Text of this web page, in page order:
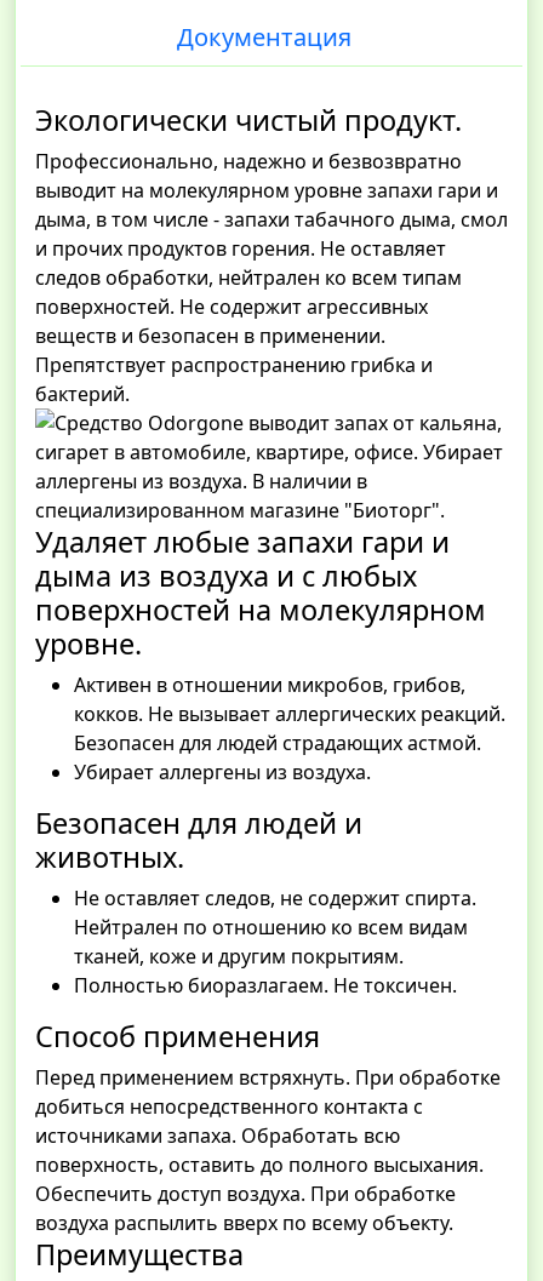
Документация
Экологически чистый продукт.
Профессионально, надежно и безвозвратно
выводит на молекулярном уровне запахи гари и
дыма, в том числе - запахи табачного дыма, смол
и прочих продуктов горения. Не оставляет
следов обработки, нейтрален ко всем типам
поверхностей. Не содержит агрессивных
веществ и безопасен в применении.
Препятствует распространению грибка и
бактерий.
Удаляет любые запахи гари и
дыма из воздуха и с любых
поверхностей на молекулярном
уровне.
Активен в отношении микробов, грибов,
кокков. Не вызывает аллергических реакций.
Безопасен для людей страдающих астмой.
Убирает аллергены из воздуха.
Безопасен для людей и
животных.
Не оставляет следов, не содержит спирта.
Нейтрален по отношению ко всем видам
тканей, коже и другим покрытиям.
Полностью биоразлагаем. Не токсичен.
Способ применения
Перед применением встряхнуть. При обработке
добиться непосредственного контакта с
источниками запаха. Обработать всю
поверхность, оставить до полного высыхания.
Обеспечить доступ воздуха. При обработке
воздуха распылить вверх по всему объекту.
Преимущества